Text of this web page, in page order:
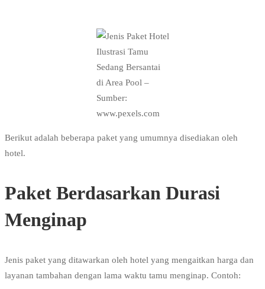
Ilustrasi Tamu
Sedang Bersantai
di Area Pool –
Sumber:
www.pexels.com
Berikut adalah beberapa paket yang umumnya disediakan oleh
hotel.
Paket Berdasarkan Durasi
Menginap
Jenis paket yang ditawarkan oleh hotel yang mengaitkan harga dan
layanan tambahan dengan lama waktu tamu menginap. Contoh: